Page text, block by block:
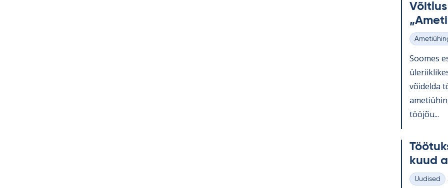
Kategooriad
Soo­mes
või­delda
tööjõu...
kuud
Kategooriad
Uudised